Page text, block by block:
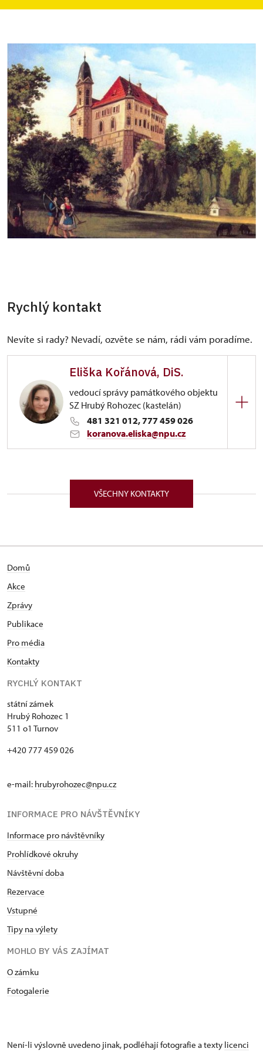
Rychlý kontakt
Nevíte si rady? Nevadí, ozvěte se nám, rádi vám poradíme.
Eliška Kořánová, DiS.
vedoucí správy památkového objektu
SZ Hrubý Rohozec (kastelán)
481 321 012, 777 459 026
koranova.eliska@npu.cz
Hrubý Rohozec 1/, Hrubý Rohozec 51101
Narozena v roce 1996 v Praze. Od roku 2012
vynikajících výsledků ve veřejném výběrovém řízení
VŠECHNY KONTAKTY
Domů
Akce
Zprávy
Publikace
Pro média
Kontakty
RYCHLÝ KONTAKT
státní zámek
Hrubý Rohozec 1
511 o1 Turnov
+420 777 459 026
e-mail: hrubyrohozec@npu.cz
INFORMACE PRO NÁVŠTĚVNÍKY
Informace pro návštěvníky
Prohlídkové okruhy
Návštěvní doba
Rezervace
Vstupné
Tipy na výlety
MOHLO BY VÁS ZAJÍMAT
O zámku
Fotogalerie
Není-li výslovně uvedeno jinak, podléhají fotografie a texty licenci